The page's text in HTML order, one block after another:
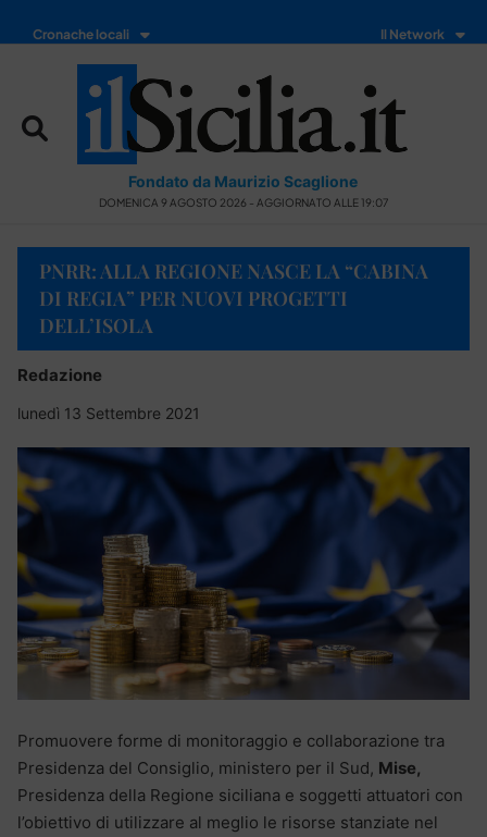
Cronache locali Il Network
Fondato da Maurizio Scaglione
DOMENICA 9 AGOSTO 2026 - AGGIORNATO ALLE 19:07
PNRR: ALLA REGIONE NASCE LA “CABINA
DI REGIA” PER NUOVI PROGETTI
DELL’ISOLA
Redazione
lunedì 13 Settembre 2021
Promuovere forme di monitoraggio e collaborazione tra
Presidenza del Consiglio, ministero per il Sud, Mise,
Presidenza della Regione siciliana e soggetti attuatori con
l’obiettivo di utilizzare al meglio le risorse stanziate nel